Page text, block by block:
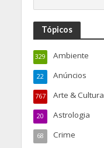
Tópicos
Ambiente
329
Anúncios
22
Arte & Cultura
767
Astrologia
20
Crime
68